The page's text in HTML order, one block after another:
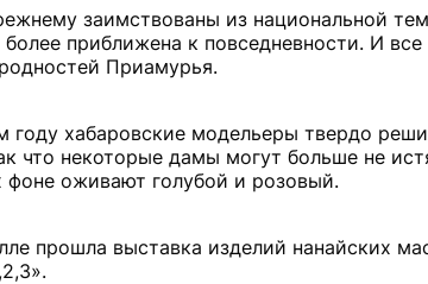
заимствованы из национальной
более приближена к повседневности. И
Приамурья.
году хабаровские модельеры твердо
что некоторые дамы могут больше не
оживают голубой и розовый.
прошла выставка изделий нанайских